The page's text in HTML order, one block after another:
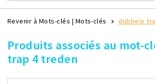
Revenir à Mots-clés | Mots-clés dubbele
Produits associés au mot-
trap 4 treden